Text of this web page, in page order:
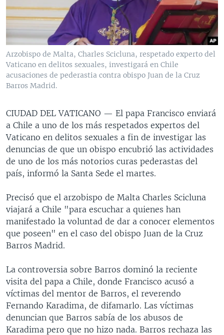
VENEZUELA
NICARAGUA
ECONOMÍA
ENTRETENIMIENTO Y CULTURA
TECNOLOGÍA
DEPORTES
CIENCIA Y SALUD
MULTIMEDIA
FOTOGRAFÍA
AUDIOS
PROGRAMAS TV
EL MUNDO AL DÍA
FORO INTERAMERICANO
VISIÓN 360
PANORAMA
RADIO
AVANCE INFORMATIVO
AUDIONOTICIAS
ESTADOS UNIDOS AL DÍA
EL MUNDO AL DÍA [RADIO]
FORO [RADIO]
DEPORTIVO INTERNACIONAL
ENTRETENIMIENTO
DIRECT
DOCUMENTALES DE LA VOA
SÍGANOS
Arzobispo de Malta, Charles Scicluna, respetado experto del
Vaticano en delitos sexuales, investigará en Chile
acusaciones de pederastia contra obispo Juan de la Cruz
Barros Madrid.
CIUDAD DEL VATICANO — El papa Francisco enviará
a Chile a uno de los más respetados expertos del
Vaticano en delitos sexuales a fin de investigar las
denuncias de que un obispo encubrió las actividades
de uno de los más notorios curas pederastas del
país, informó la Santa Sede el martes.
Precisó que el arzobispo de Malta Charles Scicluna
viajará a Chile "para escuchar a quienes han
manifestado la voluntad de dar a conocer elementos
que poseen" en el caso del obispo Juan de la Cruz
Barros Madrid.
La controversia sobre Barros dominó la reciente
visita del papa a Chile, donde Francisco acusó a
víctimas del mentor de Barros, el reverendo
Fernando Karadima, de difamarlo. Las víctimas
denuncian que Barros sabía de los abusos de
Karadima pero que no hizo nada. Barros rechaza las